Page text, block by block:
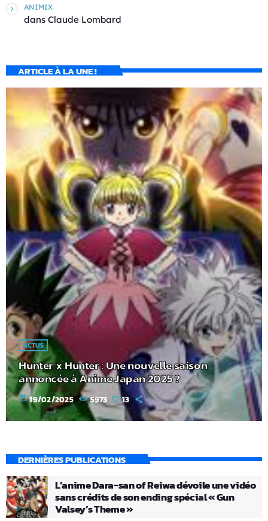
ANIMIX
dans Claude Lombard
ARTICLE À LA UNE !
ACTUS
Hunter x Hunter : Une nouvelle saison
annoncée à Anime Japan 2025 ?
today 19/02/2025 5973 13
DERNIÈRES PUBLICATIONS
L’anime Dara-san of Reiwa dévoile une vidéo
sans crédits de son ending spécial « Gun
Valsey’s Theme »